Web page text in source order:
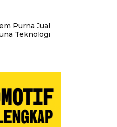
Purna Jual
Teknologi